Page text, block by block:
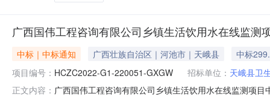
广西国伟工程咨询有限公司乡镇生活饮用水在线监测
中标｜中标通知 广西壮族自治区｜河池市｜天峨县
中标
项目编号： HCZC2022-G1-220051-GXGW 招标单位： 天峨县卫
正文内容： 广西国伟工程咨询有限公司乡镇生活饮用水在线监测项